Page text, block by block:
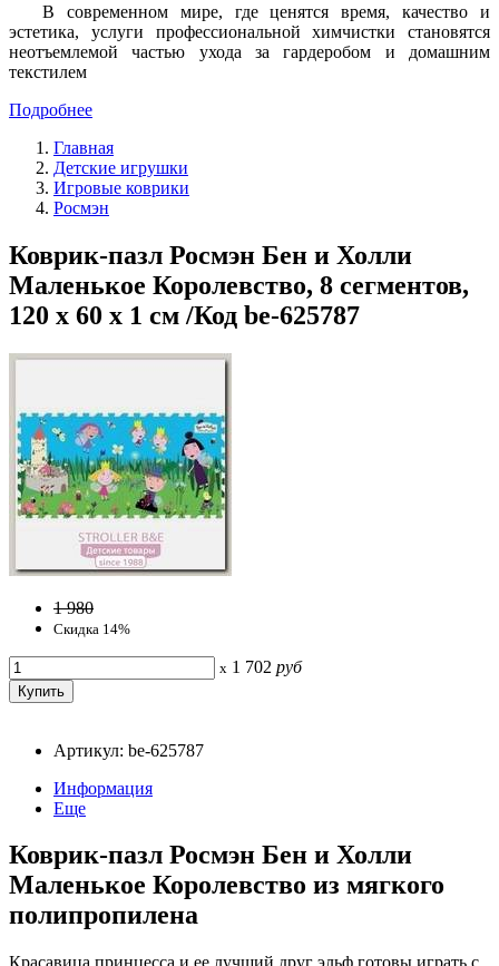
В современном мире, где ценятся время, качество и
эстетика, услуги профессиональной химчистки становятся
неотъемлемой частью ухода за гардеробом и домашним
текстилем
Подробнее
Главная
Детские игрушки
Игровые коврики
Росмэн
Коврик-пазл Росмэн Бен и Холли
Маленькое Королевство, 8 сегментов,
120 х 60 х 1 см /Код be-625787
1 980
Скидка 14%
x 1 702 руб
Артикул: be-625787
Информация
Еще
Коврик-пазл Росмэн Бен и Холли
Маленькое Королевство из мягкого
полипропилена